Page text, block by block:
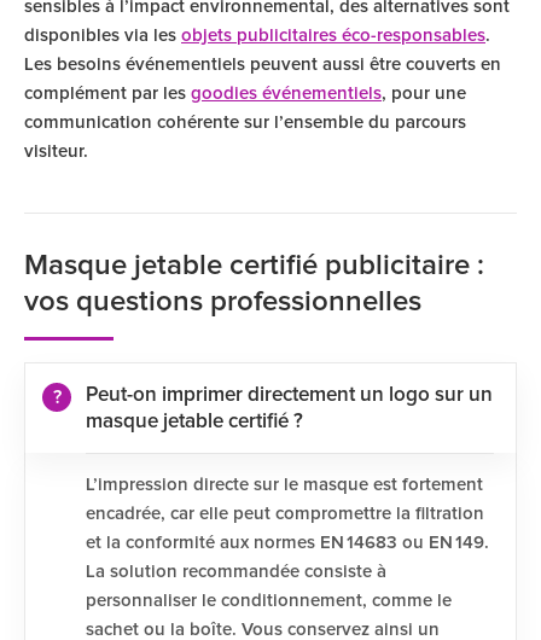
sensibles à l’impact environnemental, des alternatives sont
disponibles via les objets publicitaires éco-responsables.
Les besoins événementiels peuvent aussi être couverts en
complément par les goodies événementiels, pour une
communication cohérente sur l’ensemble du parcours
visiteur.
Masque jetable certifié publicitaire :
vos questions professionnelles
Peut-on imprimer directement un logo sur un
masque jetable certifié ?
L’impression directe sur le masque est fortement
encadrée, car elle peut compromettre la filtration
et la conformité aux normes EN 14683 ou EN 149.
La solution recommandée consiste à
personnaliser le conditionnement, comme le
sachet ou la boîte. Vous conservez ainsi un